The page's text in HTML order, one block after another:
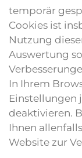
temporär
Cookies ist
Nutzung
Auswertung
In Ihrem
Einstellungen
deaktivieren.
Ihnen
Website zur